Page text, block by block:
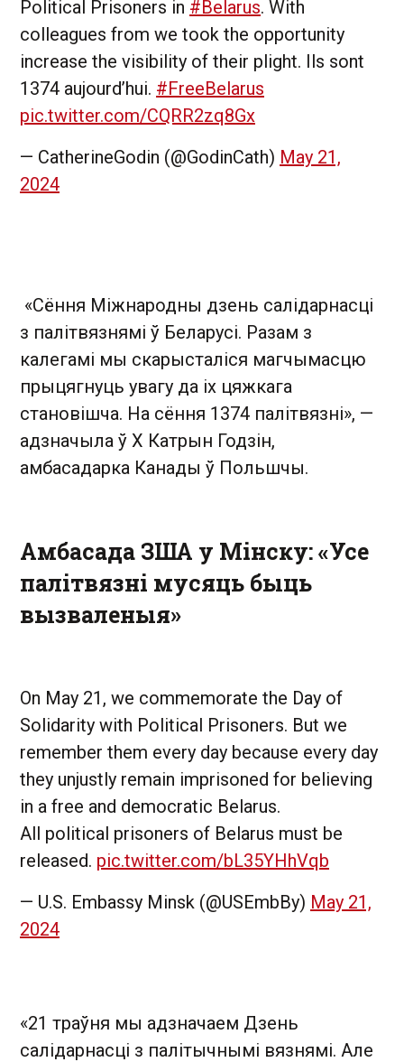
Political Prisoners in #Belarus. With
colleagues from we took the opportunity
increase the visibility of their plight. Ils sont
1374 aujourd’hui. #FreeBelarus
pic.twitter.com/CQRR2zq8Gx
— CatherineGodin (@GodinCath) May 21,
2024
«Сёння Міжнародны дзень салідарнасці
з палітвязнямі ў Беларусі. Разам з
калегамі мы скарысталіся магчымасцю
прыцягнуць увагу да іх цяжкага
становішча. На сёння 1374 палітвязні», —
адзначыла ў Х Катрын Годзін,
амбасадарка Канады ў Польшчы.
Амбасада ЗША у Мінску: «Усе
палітвязні мусяць быць
вызваленыя»
On May 21, we commemorate the Day of
Solidarity with Political Prisoners. But we
remember them every day because every day
they unjustly remain imprisoned for believing
in a free and democratic Belarus.
All political prisoners of Belarus must be
released. pic.twitter.com/bL35YHhVqb
— U.S. Embassy Minsk (@USEmbBy) May 21,
2024
«21 траўня мы адзначаем Дзень
салідарнасці з палітычнымі вязнямі. Але